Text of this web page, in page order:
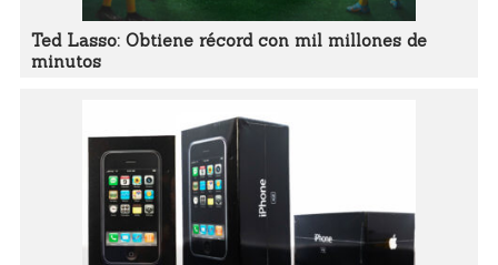
Ted Lasso: Obtiene récord con mil millones de
minutos